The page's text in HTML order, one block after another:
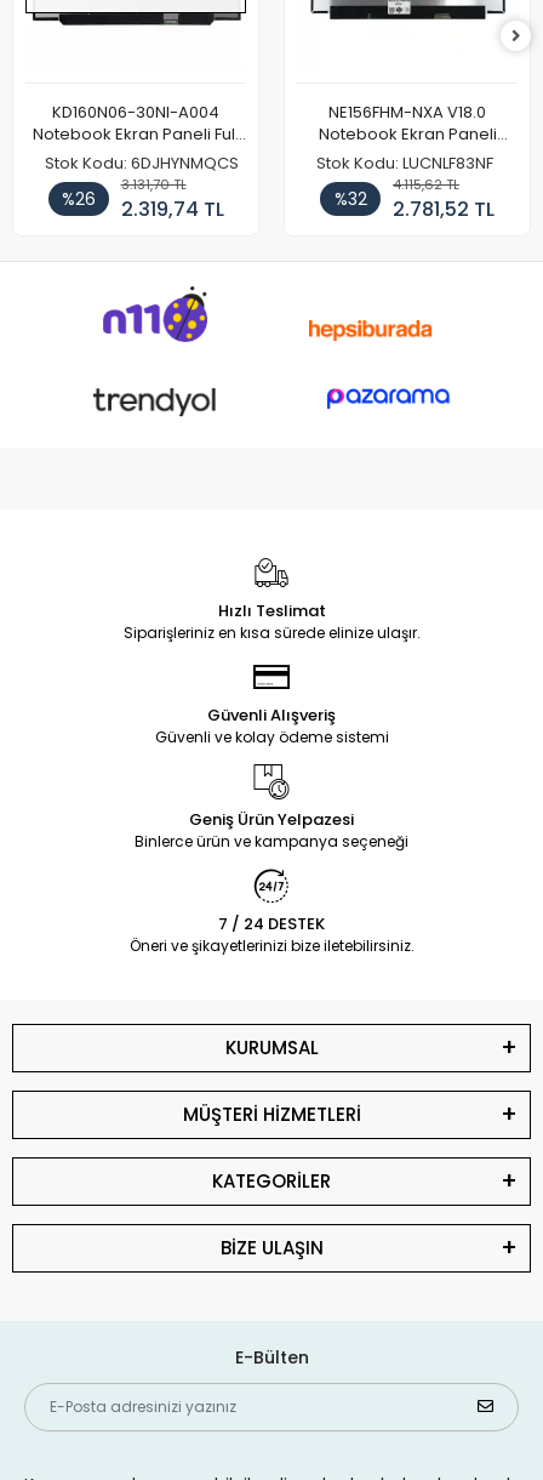
KD160N06-30NI-A004
Notebook Ekran Paneli Full
HD
Stok Kodu: 6DJHYNMQCS
%26
3.131,70 TL
2.319,74 TL
NE156FHM-NXA V18.0
Notebook Ekran Paneli
144Hz
Stok Kodu: LUCNLF83NF
%32
4.115,62 TL
2.781,52 TL
Hızlı Teslimat
Siparişleriniz en kısa sürede elinize ulaşır.
Güvenli Alışveriş
Güvenli ve kolay ödeme sistemi
Geniş Ürün Yelpazesi
Binlerce ürün ve kampanya seçeneği
7 / 24 DESTEK
Öneri ve şikayetlerinizi bize iletebilirsiniz.
KURUMSAL
MÜŞTERİ HİZMETLERİ
KATEGORİLER
BİZE ULAŞIN
E-Bülten